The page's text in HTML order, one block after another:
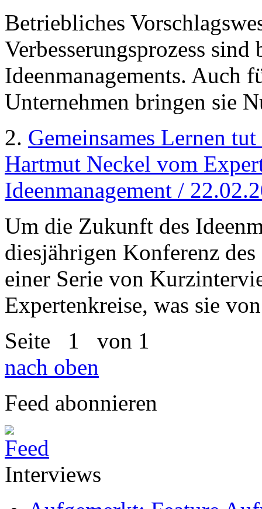
Betriebliches
Verbesserungsprozess
Ideenmanagements. Auch
Unternehmen bringen sie
2. Gemeinsames Lernen
Hartmut Neckel vom
Ideenmanagement /
Um die Zukunft des
diesjährigen Konferenz
einer Serie von
Expertenkreise, was sie
Seite 1 von 1
nach oben
Feed abonnieren
Interviews